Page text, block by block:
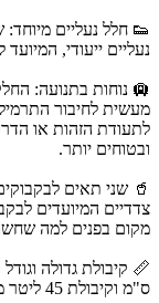
👟 חלל נעליים
נעליים ייעודי, המיועד
🛄 נוחות בתנועה:
מעשית לחיבור
לתעודת הזהות או
ובטוחים יותר.
🥤 שני תאים
צדדיים המיועדים
מקום בפנים למה
ס"מ